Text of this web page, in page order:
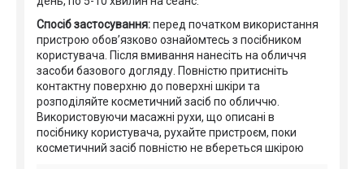
Спосіб застосування:перед початком використання
пристрою обов’язково ознайомтесь з посібником
користувача. Після вмивання нанесіть на обличчя
засоби базового догляду. Повністю притисніть
контактну поверхню до поверхні шкіри та
розподіляйте косметичний засіб по обличчю.
Використовуючи масажні рухи, що описані в
посібнику користувача, рухайте пристроєм, поки
косметичний засіб повністю не вбереться шкірою